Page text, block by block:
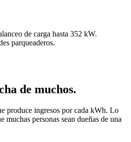
de carga hasta 352 kW.
parqueaderos.
de muchos.
produce ingresos por cada kWh. Lo
muchas personas sean dueñas de una